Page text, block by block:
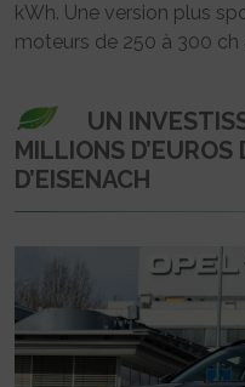
kWh. Une version plus
moteurs de 250 à 300 ch
UN
MILLIONS D’EUROS
D’EISENACH